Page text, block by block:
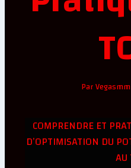
ParVegasmm
COMPRENDRE ET
D’OPTIMISATION DU
AU